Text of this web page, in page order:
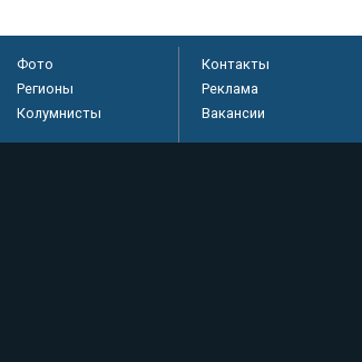
Фото
Регионы
Колумнисты
Контакты
Реклама
Вакансии